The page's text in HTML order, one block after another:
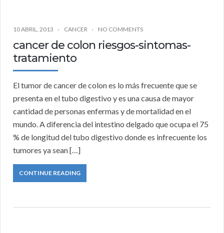
10 ABRIL, 2013 CANCER NO COMMENTS
cancer de colon riesgos-sintomas-
tratamiento
El tumor de cancer de colon es lo más frecuente que se
presenta en el tubo digestivo y es una causa de mayor
cantidad de personas enfermas y de mortalidad en el
mundo. A diferencia del intestino delgado que ocupa el 75
% de longitud del tubo digestivo donde es infrecuente los
tumores ya sean […]
CONTINUE READING